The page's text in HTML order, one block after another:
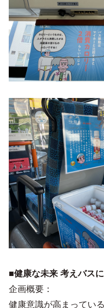
■健康な未来 考えバス
企画概要：
健康意識が高まってい